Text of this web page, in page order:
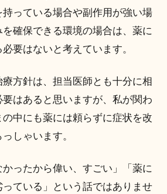
っている場合や副作用が強い場
確保できる環境の場合は、薬に
要はないと考えています。
方針は、担当医師とも十分に相
はあると思いますが、私が関わ
中にも薬には頼らずに症状を改
しゃいます。
ったから偉い、すごい」「薬に
ている」という話ではありませ